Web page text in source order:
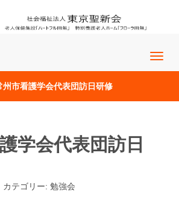
州市看護学会代表団訪日研修
学会代表団訪日
カテゴリー: 勉強会